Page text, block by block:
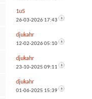
1u5
26-03-2026 17:43
djukahr
12-02-202605:10
djukahr
23-10-2025 09:11
djukahr
01-06-2025 15:39